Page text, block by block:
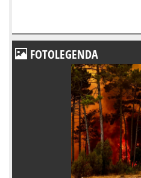
FOTOLEGENDA